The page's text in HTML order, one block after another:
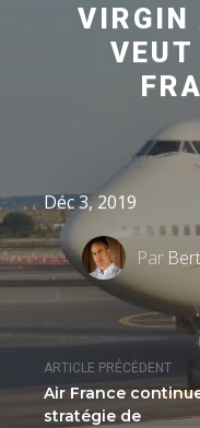
ARTICLE PRÉCÉDENT
Air France
stratégie de
VIRGIN
VEUT
Déc 3, 2019
Par